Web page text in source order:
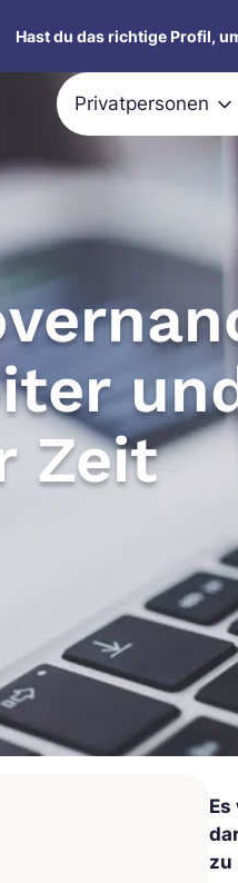
Hast du das richtige Profil,
Privatpersonen
Zeit
zu